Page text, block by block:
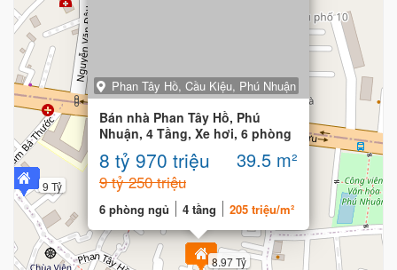
8.97 Tỷ
9 Tỷ
Phan Tây Hồ, Cầu Kiệu, Phú Nhuận
Bán nhà Phan Tây Hồ, Phú
Nhuận, 4 Tầng, Xe hơi, 6 phòng
8 tỷ 970 triệu 39.5 m²
9 tỷ 250 triệu
6 phòng ngủ 4 tầng 205 triệu/m²